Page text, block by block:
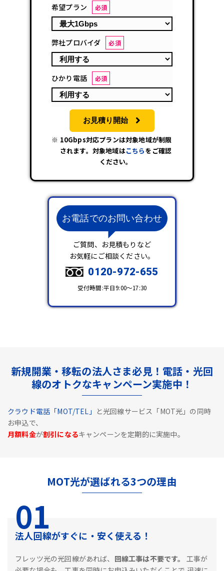
希望プラン 必須
弊社プロバイダ 必須
ひかり電話 必須
お見積り開始
10Gbps対応プランは対象地域が制限
されます。対象地域はこちらをご確認
ください。
お電話でのお問い合わせ
ご質問、お見積もりなど
お気軽にご相談ください。
0120-972-655
受付時間:平日9:00～17:30
新規開業・移転の法人さま必見！電話・光回
線のオトクなキャンペーン実施中！
クラウド電話「MOT/TEL」 と光回線サービス「MOT光」の同時
お申込で、
月額料金が割引になるキャンペーンを定期的に実施中。
MOT光が選ばれる3つの理由
01
法人回線がすぐに・安く使える！
フレッツ光の光回線があれば、 回線工事は不要です。
工事が